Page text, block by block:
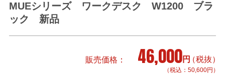
MUEシリーズ ワークデスク W1200 ブラ
ック 新品
販売価格 46,000円（税抜）
（税込：50,600円）